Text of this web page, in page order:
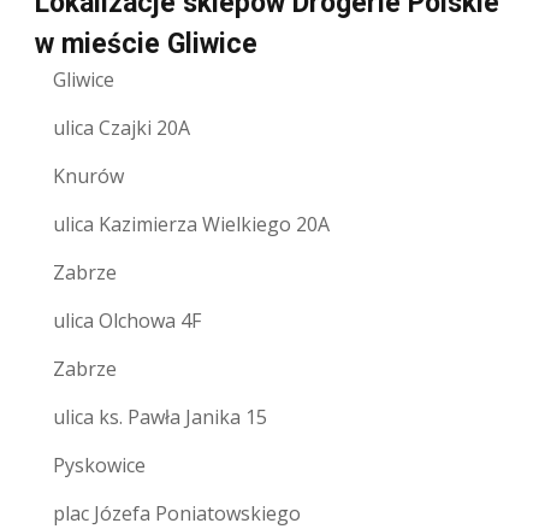
w mieście Gliwice
Gliwice
ulica Czajki 20A
Knurów
ulica Kazimierza Wielkiego 20A
Zabrze
ulica Olchowa 4F
Zabrze
ulica ks. Pawła Janika 15
Pyskowice
plac Józefa Poniatowskiego